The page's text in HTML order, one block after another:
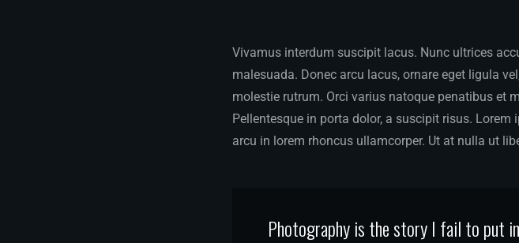
Vivamus interdum suscipit lacus. Nunc ultrices
malesuada. Donec arcu lacus, ornare eget ligula
molestie rutrum. Orci varius natoque penatibus et
Pellentesque in porta dolor, a suscipit risus.
arcu in lorem rhoncus ullamcorper. Ut at nulla ut
Photography is the story I fail to put